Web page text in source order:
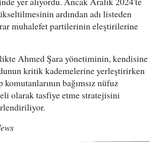
ardından adı listeden
muhalefet partilerinin eleştirilerine
Ahmed Şara yönetiminin, kendisine
kritik kademelerine yerleştirirken
bağımsız nüfuz
olarak tasfiye etme stratejisini